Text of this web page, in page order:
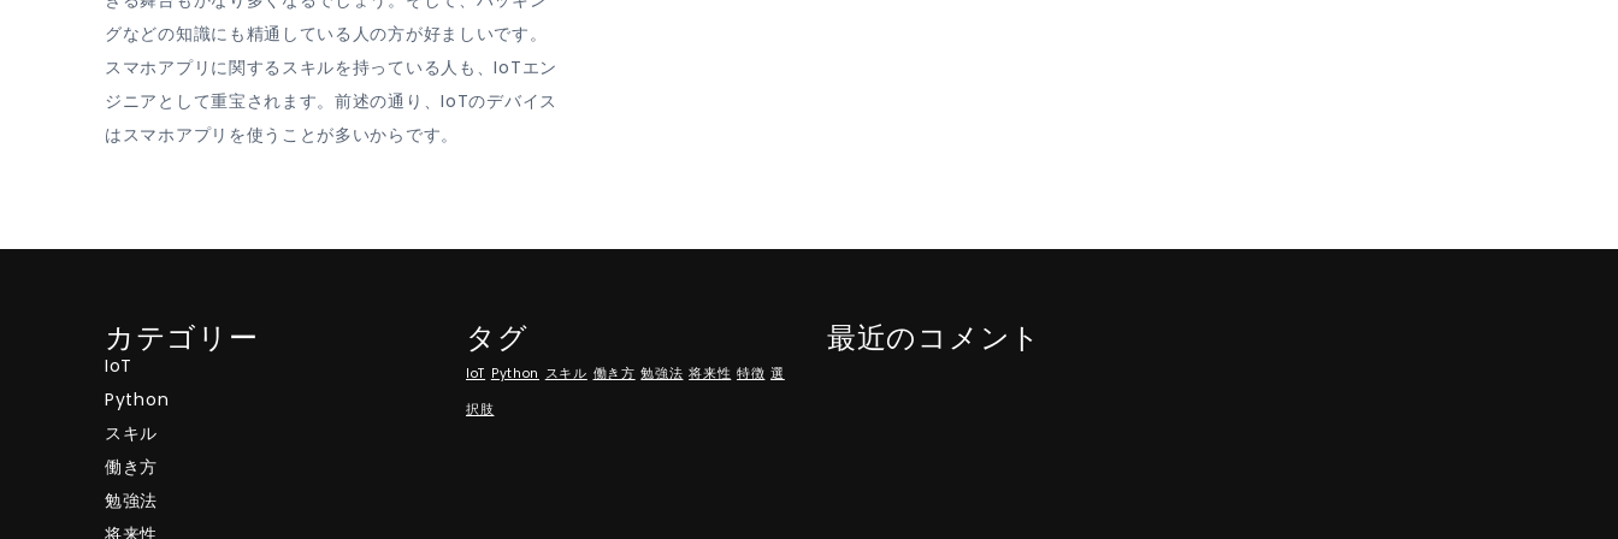
グなどの知識にも精通している人の方が好ましいです。
スマホアプリに関するスキルを持っている人も、IoTエン
ジニアとして重宝されます。前述の通り、IoTのデバイス
はスマホアプリを使うことが多いからです。
カテゴリー
IoT
Python
スキル
働き方
勉強法
将来性
タグ
IoT Python スキル 働き方 勉強法 将来性 特徴 選
択肢
最近のコメント